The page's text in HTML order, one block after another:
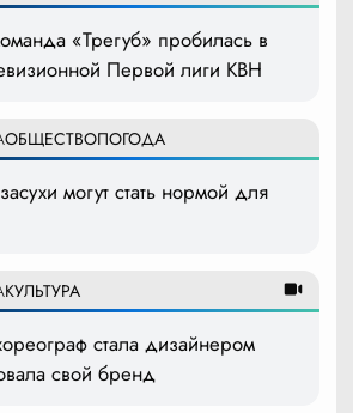
«Трегуб» пробилась в
Первой лиги КВН
ОБЩЕСТВОПОГОДА
могут стать нормой для
КУЛЬТУРА
стала дизайнером
свой бренд